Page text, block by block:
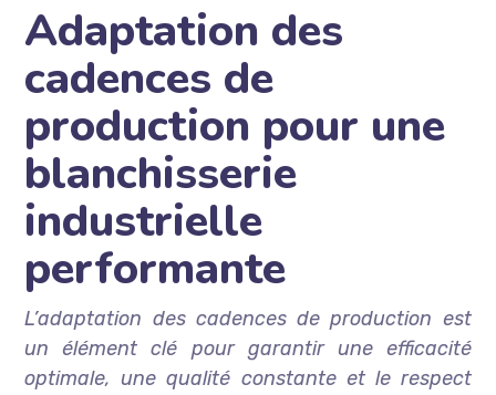
Adaptation des
cadences de
production pour une
blanchisserie
industrielle
performante
L’adaptation des cadences de production est
un élément clé pour garantir une efficacité
optimale, une qualité constante et le respect